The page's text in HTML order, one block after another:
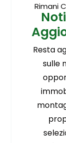
Rimani
Resta
sulle